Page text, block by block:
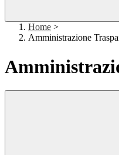
Home >
Amministrazione